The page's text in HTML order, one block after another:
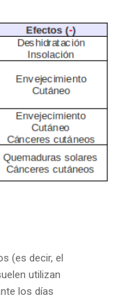
(es decir, el
utilizan
los días